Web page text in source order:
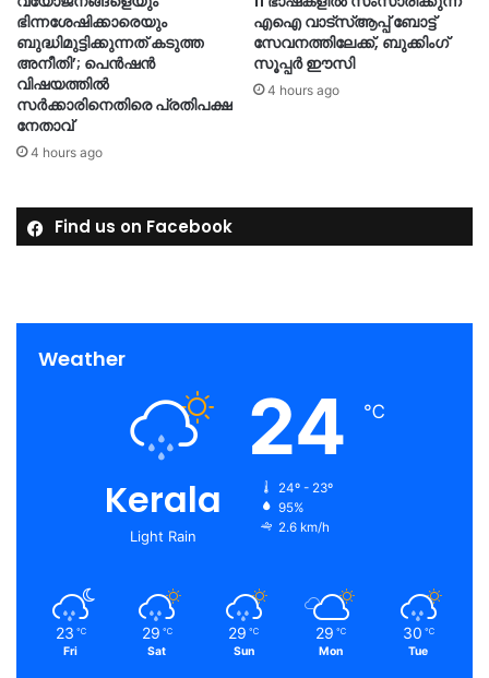
ഭിന്നശേഷിക്കാരെയും
ബുദ്ധിമുട്ടിക്കുന്നത് കടുത്ത
അനീതി’; പെൻഷൻ
വിഷയത്തിൽ
സർക്കാരിനെതിരെ പ്രതിപക്ഷ
നേതാവ്
4 hours ago
എഐ വാട്‌സ്ആപ്പ് ബോട്ട്
സേവനത്തിലേക്ക്, ബുക്കിംഗ്
സൂപ്പർ ഈസി
4 hours ago
Find us on Facebook
Weather
Kerala
Light Rain
24 ℃
24º - 23º
95%
2.6 km/h
23 ℃
Fri
29 ℃
Sat
29 ℃
Sun
29 ℃
Mon
30 ℃
Tue